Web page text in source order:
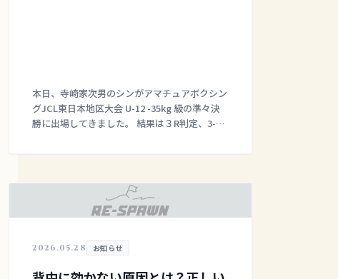
本日、寺崎家次男のシンがアマチュアボクシン
グJCL東日本地区大会 U-12 -35kg 級の準々決
勝に出場してきました。 結果は３R判定、3-0
2026.05.28 お知らせ